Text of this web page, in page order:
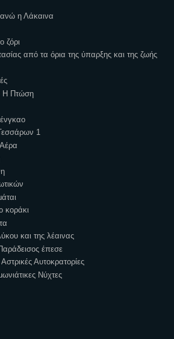
η Λάκαινα
ζόρι
από τα όρια της ύπαρξης και της ζωής
Η Πτώση
1
κοράκι
και της λέαινας
έπεσε
Αστρικές Αυτοκρατορίες
Νύχτες